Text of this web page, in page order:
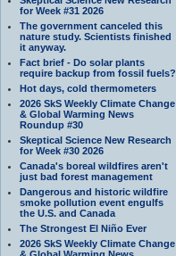
for Week #31 2026
The government canceled this
nature study. Scientists finished
it anyway.
Fact brief - Do solar plants
require backup from fossil fuels?
Hot days, cold thermometers
2026 SkS Weekly Climate Change
& Global Warming News
Roundup #30
Skeptical Science New Research
for Week #30 2026
Canada's boreal wildfires aren't
just bad forest management
Dangerous and historic wildfire
smoke pollution event engulfs
the U.S. and Canada
The Strongest El Niño Ever
2026 SkS Weekly Climate Change